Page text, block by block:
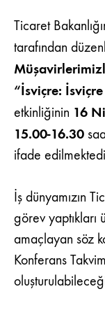
Ticaret
tarafından
“İsviçre:
etkinliğinin 16
15.00-16.30
ifade
İş dünyamızın
görev
amaçlayan söz
Konferans